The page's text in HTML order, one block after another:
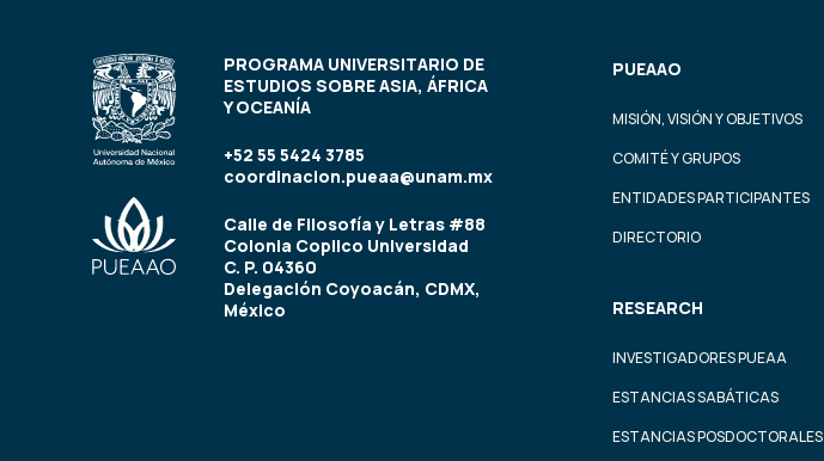
PROGRAMA UNIVERSITARIO DE
ESTUDIOS SOBRE ASIA, ÁFRICA
Y OCEANÍA
+52 55 5424 3785
coordinacion.pueaa@unam.mx
Calle de Filosofía y Letras #88
Colonia Copilco Universidad
C. P. 04360
Delegación Coyoacán, CDMX,
México
PUEAAO
MISIÓN, VISIÓN Y OBJETIVOS
COMITÉ Y GRUPOS
ENTIDADES PARTICIPANTES
DIRECTORIO
RESEARCH
INVESTIGADORES PUEAA
ESTANCIAS SABÁTICAS
ESTANCIAS POSDOCTORALES